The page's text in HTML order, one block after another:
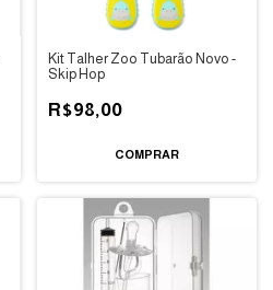
Kit Talher Zoo Tubarão Novo -
Skip Hop
R$98,00